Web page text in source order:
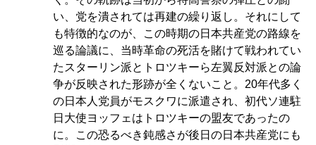
い、党を潰されては再建の繰り返し。それにして
も特徴的なのが、この時期の日本共産党の路線を
巡る論議に、当時革命の死活を賭けて戦われてい
たスターリン派とトロツキーら左翼反対派との論
争が反映された形跡が全くないこと。20年代多く
の日本人党員がモスクワに派遣され、初代ソ連駐
日大使ヨッフェはトロツキーの盟友であったの
に。この恐るべき鈍感さが後日の日本共産党にも